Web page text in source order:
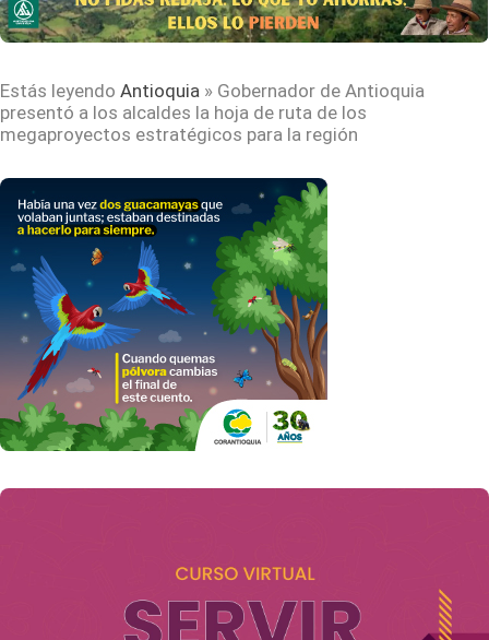
Estás leyendo Antioquia » Gobernador de Antioquia
presentó a los alcaldes la hoja de ruta de los
megaproyectos estratégicos para la región